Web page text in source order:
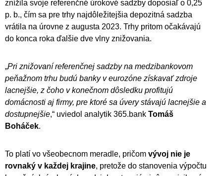
znížila svoje referenčné úrokové sadzby doposiaľ o 0,25
p. b., čím sa pre trhy najdôležitejšia depozitná sadzba
vrátila na úrovne z augusta 2023. Trhy pritom očakávajú
do konca roka ďalšie dve vlny znižovania.
„Pri znižovaní referenčnej sadzby na medzibankovom
peňažnom trhu budú banky v eurozóne získavať zdroje
lacnejšie, z čoho v konečnom dôsledku profitujú
domácnosti aj firmy, pre ktoré sa úvery stávajú lacnejšie a
dostupnejšie,“ uviedol analytik 365.bank Tomáš
Boháček.
To platí vo všeobecnom meradle, pričom vývoj nie je
rovnaký v každej krajine, pretože do stanovenia výpočtu